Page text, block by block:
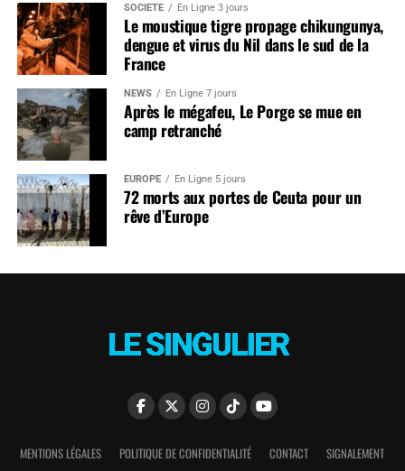
SOCIÉTÉ En Ligne 3 jours
Le moustique tigre propage chikungunya,
dengue et virus du Nil dans le sud de la
France
NEWS En Ligne 7 jours
Après le mégafeu, Le Porge se mue en
camp retranché
EUROPE En Ligne 5 jours
72 morts aux portes de Ceuta pour un
rêve d’Europe
MENTIONS LÉGALES POLITIQUE DE CONFIDENTIALITÉ CONTACT SIGNALEMENT